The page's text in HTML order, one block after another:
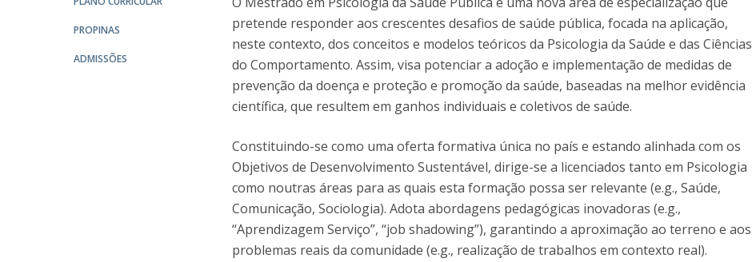
MYFCH Doutoramentos
Católica Research Centre for Psychological, Family and
Social Wellbeing
PROPINAS
ADMISSÕES
pretende responder aos crescentes desafios de saúde pública, focada na aplicação,
neste contexto, dos conceitos e modelos teóricos da Psicologia da Saúde e das Ciências
do Comportamento. Assim, visa potenciar a adoção e implementação de medidas de
prevenção da doença e proteção e promoção da saúde, baseadas na melhor evidência
científica, que resultem em ganhos individuais e coletivos de saúde.
Constituindo-se como uma oferta formativa única no país e estando alinhada com os
Objetivos de Desenvolvimento Sustentável, dirige-se a licenciados tanto em Psicologia
como noutras áreas para as quais esta formação possa ser relevante (e.g., Saúde,
Comunicação, Sociologia). Adota abordagens pedagógicas inovadoras (e.g.,
“Aprendizagem Serviço”, “job shadowing”), garantindo a aproximação ao terreno e aos
problemas reais da comunidade (e.g., realização de trabalhos em contexto real).